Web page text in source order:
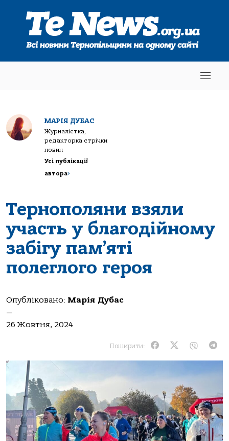
МАРІЯ ДУБАС
Журналістка,
редакторка стрічки
новин
Усі публікації
автора>
Тернополяни взяли
участь у благодійному
забігу пам’яті
полеглого героя
Опубліковано: Марія Дубас
—
26 Жовтня, 2024
Поширити: